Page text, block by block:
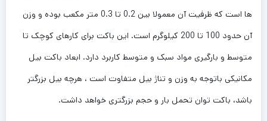
ها است که ظرفیت آن معمولا بین 0.2 تا 0.3 متر مکعب بوده و وزن
آن حدود 100 تا 200 کیلوگرم است. این باکت برای کارهای کوچک تا
متوسط و بارگیری مواد سبک و متوسط کاربرد دارد. ابعاد باکت بیل
مکانیکی باتوجه به وزن و تناژ بیل متفاوت است ، هرچه بیل بزرگتر
باشد، باکت توان تحمل بار و حجم بزرگتری خواهد داشت.